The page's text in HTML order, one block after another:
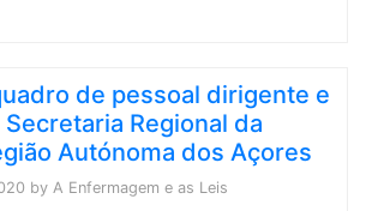
de pessoal dirigente e
Regional da
Autónoma dos Açores
by A Enfermagem e as Leis